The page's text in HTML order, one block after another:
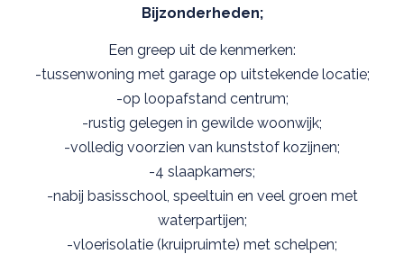
Bijzonderheden;
Een greep uit de kenmerken:
-tussenwoning met garage op uitstekende locatie;
-op loopafstand centrum;
-rustig gelegen in gewilde woonwijk;
-volledig voorzien van kunststof kozijnen;
-4 slaapkamers;
-nabij basisschool, speeltuin en veel groen met
waterpartijen;
-vloerisolatie (kruipruimte) met schelpen;